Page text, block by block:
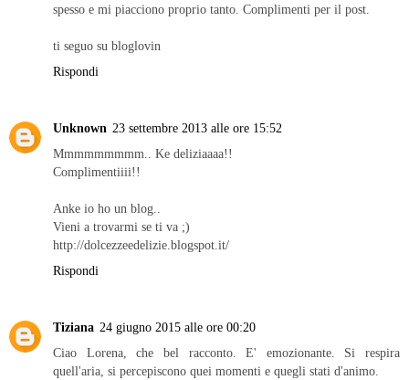
spesso e mi piacciono proprio tanto. Complimenti per il post.
ti seguo su bloglovin
Rispondi
Unknown 23 settembre 2013 alle ore 15:52
Mmmmmmmmm.. Ke deliziaaaa!!
Complimentiiii!!
Anke io ho un blog..
Vieni a trovarmi se ti va ;)
http://dolcezzeedelizie.blogspot.it/
Rispondi
Tiziana 24 giugno 2015 alle ore 00:20
Ciao Lorena, che bel racconto. E' emozionante. Si respira
quell'aria, si percepiscono quei momenti e quegli stati d'animo.